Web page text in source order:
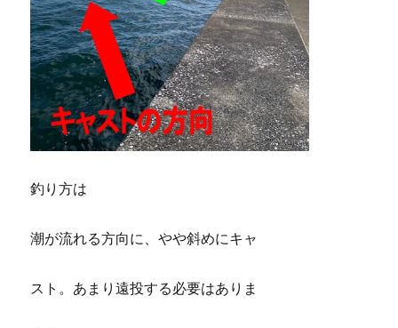
釣り方は
潮が流れる方向に、やや斜めにキャ
スト。あまり遠投する必要はありま